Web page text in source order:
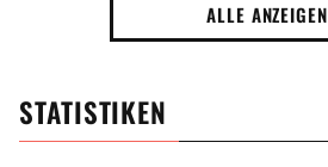
ALLE ANZEIGEN
STATISTIKEN